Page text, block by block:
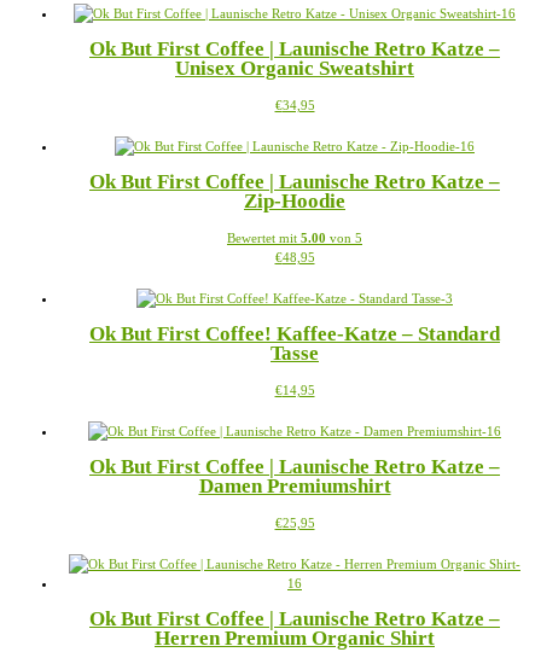
auf
Produktseite
gewählt
weist
Varianten
auf.
Optionen
auf
Produktseite
gewählt
Ok But First Coffee | Launische Retro Katze –
Unisex Organic Sweatshirt
€34,95Dieses
weist
Varianten
auf.
Optionen
können
der
gewählt
werden
Ok But First Coffee | Launische Retro Katze –
Zip-Hoodie
Bewertet mit 5.00 von 5
€48,95Dieses
weist
Varianten
auf.
Optionen
auf
Produktseite
gewählt
Ok But First Coffee! Kaffee-Katze – Standard
Tasse
€14,95Dieses
weist
Varianten
auf.
Optionen
auf
gewählt
werden
Ok But First Coffee | Launische Retro Katze –
Damen Premiumshirt
€25,95Dieses
weist
auf.
Die
Ok But First Coffee | Launische Retro Katze –
Herren Premium Organic Shirt